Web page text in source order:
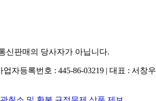
신판매의 당사자가 아닙니다.
자등록번호 : 445-86-03219 | 대표 : 서창우